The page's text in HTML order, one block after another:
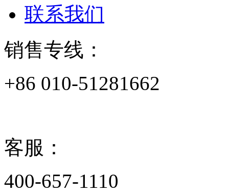
联系我们
销售专线：
+86 010-51281662
客服：
400-657-1110